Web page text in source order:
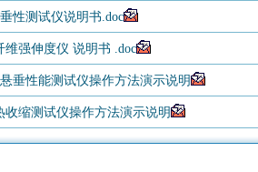
性测试仪说明书.doc
维强伸度仪 说明书 .doc
垂性能测试仪操作方法演示说明
收缩测试仪操作方法演示说明